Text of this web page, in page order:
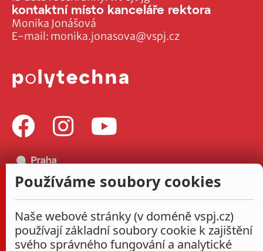
kontaktní místo kanceláře rektora
Monika Jonášová
E-mail: monika.jonasova@vspj.cz
Používáme soubory cookies
Naše webové stránky (v doméně vspj.cz)
používají základní soubory cookie k zajištění
svého správného fungování a analytické